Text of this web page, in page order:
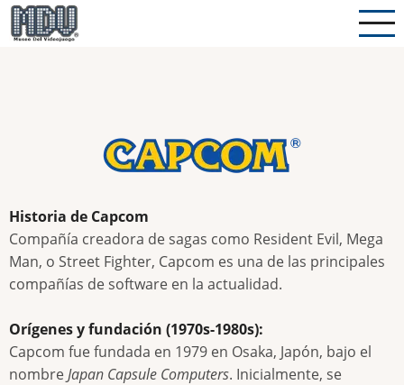
Pasar
al
Historia de Capcom
Compañía creadora de sagas como Resident Evil, Mega
Man, o Street Fighter, Capcom es una de las principales
compañías de software en la actualidad.
Orígenes y fundación (1970s-1980s):
Capcom fue fundada en 1979 en Osaka, Japón, bajo el
nombreJapan Capsule Computers. Inicialmente, se